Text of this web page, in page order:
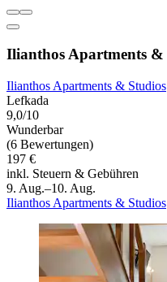
Ilianthos Apartments &
Ilianthos Apartments & Studios
Lefkada
9,0/10
Wunderbar
(6 Bewertungen)
197 €
inkl. Steuern & Gebühren
9. Aug.–10. Aug.
Ilianthos Apartments & Studios